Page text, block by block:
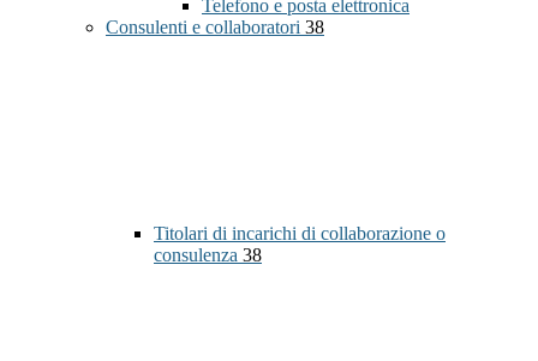
Telefono e posta elettronica
Consulenti e collaboratori 38
Titolari di incarichi di collaborazione o
consulenza 38